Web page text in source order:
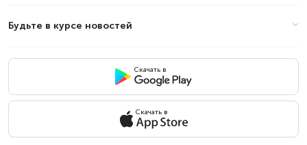
Будьте в курсе новостей
Скачать в
Скачать в